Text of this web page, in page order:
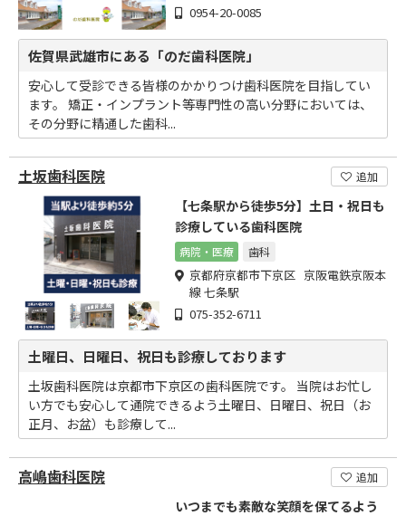
0954-20-0085
佐賀県武雄市にある「のだ歯科医院」
安心して受診できる皆様のかかりつけ歯科医院を目指してい
ます。 矯正・インプラント等専門性の高い分野においては、
その分野に精通した歯科...
土坂歯科医院 追加
【七条駅から徒歩5分】土日・祝日も
診療している歯科医院
病院・医療 歯科
京都府京都市下京区 京阪電鉄京阪本
線 七条駅
075-352-6711
土曜日、日曜日、祝日も診療しております
土坂歯科医院は京都市下京区の歯科医院です。 当院はお忙し
い方でも安心して通院できるよう土曜日、日曜日、祝日（お
正月、お盆）も診療して...
高嶋歯科医院 追加
いつまでも素敵な笑顔を保てるよう